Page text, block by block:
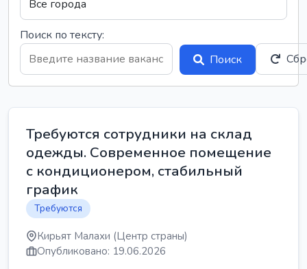
Поиск по тексту:
Поиск
Требуются сотрудники на склад
одежды. Современное помещение
с кондиционером, стабильный
график
Требуются
Кирьят Малахи (Центр страны)
Опубликовано: 19.06.2026